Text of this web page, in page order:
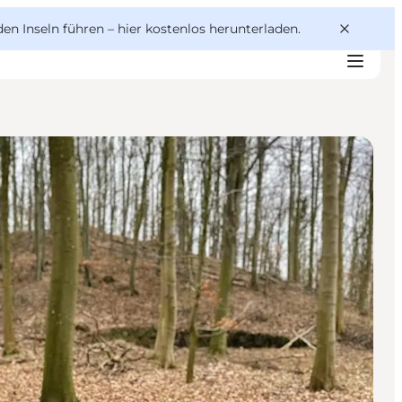
Inseln führen – hier kostenlos herunterladen.